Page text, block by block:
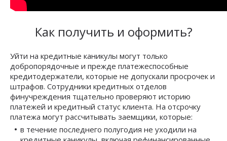
Как получить и оформить?
Уйти на кредитные каникулы могут только
добропорядочные и прежде платежеспособные
кредитодержатели, которые не допускали просрочек и
штрафов. Сотрудники кредитных отделов
финучреждения тщательно проверяют историю
платежей и кредитный статус клиента. На отсрочку
платежа могут рассчитывать заемщики, которые:
в течение последнего полугодия не уходили на